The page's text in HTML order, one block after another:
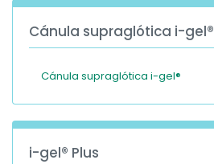
Cánula supraglótica i-gel®
Cánula supraglótica i-gel®
i-gel® Plus